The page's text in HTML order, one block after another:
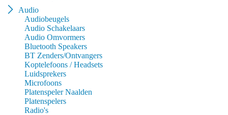
Audio
Audiobeugels
Audio Schakelaars
Audio Omvormers
Bluetooth Speakers
BT Zenders/Ontvangers
Koptelefoons / Headsets
Luidsprekers
Microfoons
Platenspeler Naalden
Platenspelers
Radio's